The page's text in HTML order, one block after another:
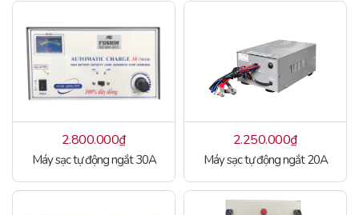
2.800.000₫
Máy sạc tự động ngắt 30A
2.250.000₫
Máy sạc tự động ngắt 20A